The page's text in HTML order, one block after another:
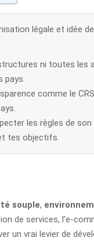
légale et idée
ni toutes les
pays.
comme le CRS.
les règles de son
tes objectifs.
souple,
de services, l’e-
un vrai levier de